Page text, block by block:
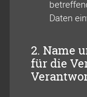
Daten
2. Name
für die